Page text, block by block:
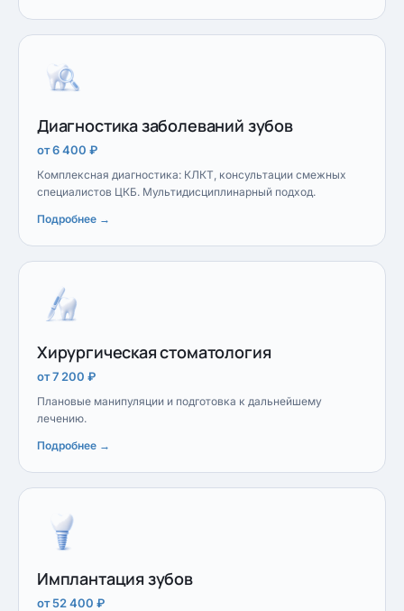
Диагностика заболеваний зубов
от 6 400 ₽
Комплексная диагностика: КЛКТ, консультации смежных
специалистов ЦКБ. Мультидисциплинарный подход.
Подробнее →
Хирургическая стоматология
от 7 200 ₽
Плановые манипуляции и подготовка к дальнейшему
лечению.
Подробнее →
Имплантация зубов
от 52 400 ₽